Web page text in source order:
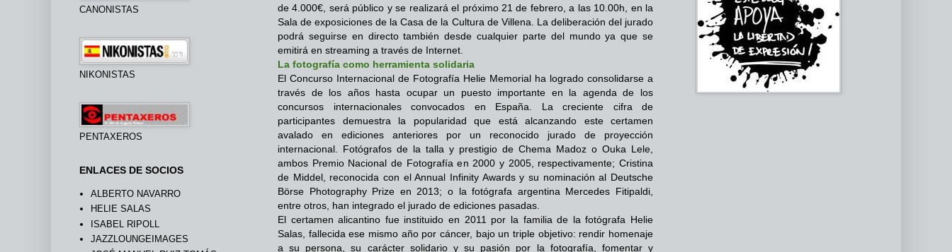
de 4.000€, será público y se realizará el próximo 21 de febrero, a las 10.00h, en la
Sala de exposiciones de la Casa de la Cultura de Villena. La deliberación del jurado
podrá seguirse en directo también desde cualquier parte del mundo ya que se
emitirá en streaming a través de Internet.
La fotografía como herramienta solidaria
El Concurso Internacional de Fotografía Helie Memorial ha logrado consolidarse a
través de los años hasta ocupar un puesto importante en la agenda de los
concursos internacionales convocados en España. La creciente cifra de
participantes demuestra la popularidad que está alcanzando este certamen
avalado en ediciones anteriores por un reconocido jurado de proyección
internacional. Fotógrafos de la talla y prestigio de Chema Madoz o Ouka Lele,
ambos Premio Nacional de Fotografía en 2000 y 2005, respectivamente; Cristina
de Middel, reconocida con el Annual Infinity Awards y su nominación al Deutsche
Börse Photography Prize en 2013; o la fotógrafa argentina Mercedes Fitipaldi,
entre otros, han integrado el jurado de ediciones pasadas.
El certamen alicantino fue instituido en 2011 por la familia de la fotógrafa Helie
Salas, fallecida ese mismo año por cáncer, bajo un triple objetivo: rendir homenaje
a su persona, su carácter solidario y su pasión por la fotografía, fomentar y
CANONISTAS
NIKONISTAS
PENTAXEROS
ENLACES DE SOCIOS
ALBERTO NAVARRO
HELIE SALAS
ISABEL RIPOLL
JAZZLOUNGEIMAGES